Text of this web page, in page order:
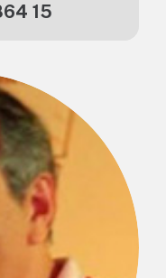
15